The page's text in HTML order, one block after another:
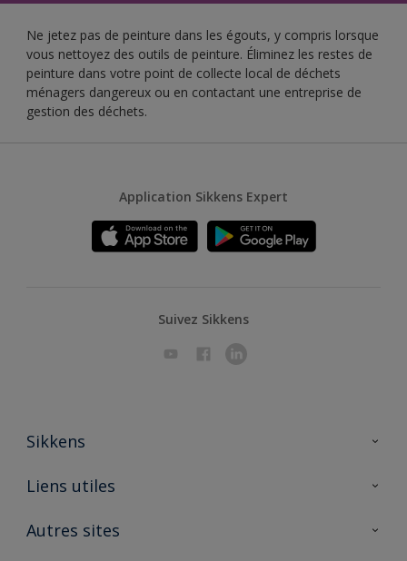
Ne jetez pas de peinture dans les égouts, y compris lorsque
vous nettoyez des outils de peinture. Éliminez les restes de
peinture dans votre point de collecte local de déchets
ménagers dangereux ou en contactant une entreprise de
gestion des déchets.
Application Sikkens Expert
Suivez Sikkens
Sikkens
A propos de Sikkens
Liens utiles
Ouvrir un magasin PASS
Autres sites